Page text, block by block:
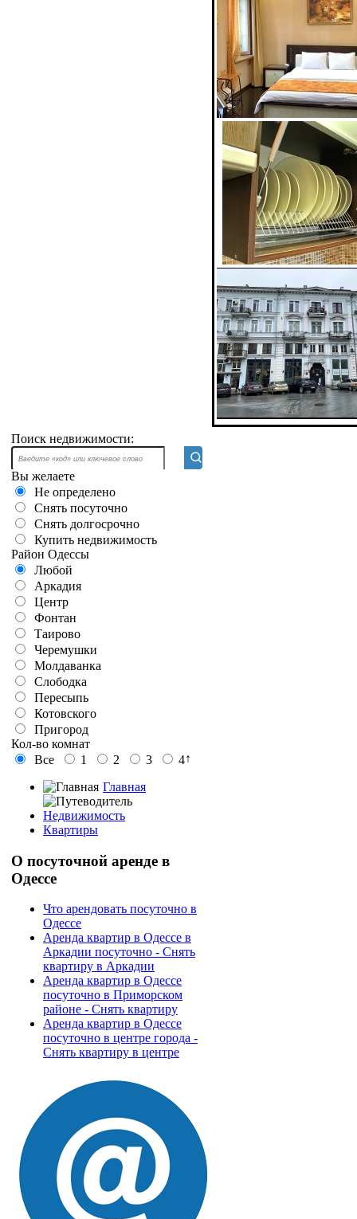
Поиск недвижимости:
Вы желаете
Не определено
Снять посуточно
Снять долгосрочно
Купить недвижимость
Район Одессы
Любой
Аркадия
Центр
Фонтан
Таирово
Черемушки
Молдаванка
Слободка
Пересыпь
Котовского
Пригород
Кол-во комнат
Все
1 2 3 4↑
Главная
Недвижимость
Квартиры
О посуточной аренде в
Одессе
Что арендовать посуточно в
Одессе
Аренда квартир в Одессе в
Аркадии посуточно - Снять
квартиру в Аркадии
Аренда квартир в Одессе
посуточно в Приморском
районе - Снять квартиру
Аренда квартир в Одессе
посуточно в центре города -
Снять квартиру в центре